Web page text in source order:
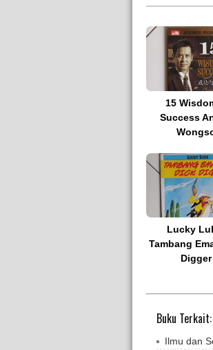
15
Success
Lucky
Tambang
Digger
Buku Terkait:
Ilmu dan